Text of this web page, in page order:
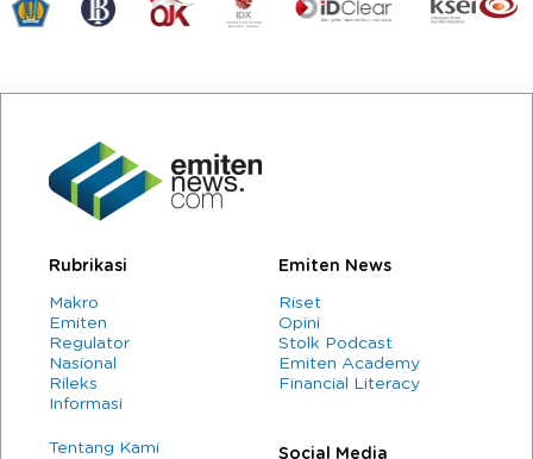
Rubrikasi
Makro
Emiten
Regulator
Nasional
Rileks
Informasi
Emiten News
Riset
Opini
Stolk Podcast
Emiten Academy
Financial Literacy
Tentang Kami Social Media